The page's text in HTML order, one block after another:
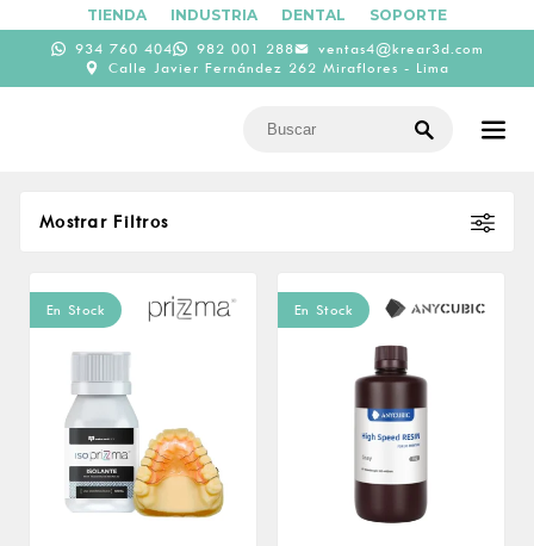
TIENDA INDUSTRIA DENTAL SOPORTE
934 760 404 982 001 288
ventas4@krear3d.com
Calle Javier Fernández 262 Miraflores - Lima
Mostrar Filtros
Defecto
Precio
65
65 224 541
Aplicación
En Stock En Stock